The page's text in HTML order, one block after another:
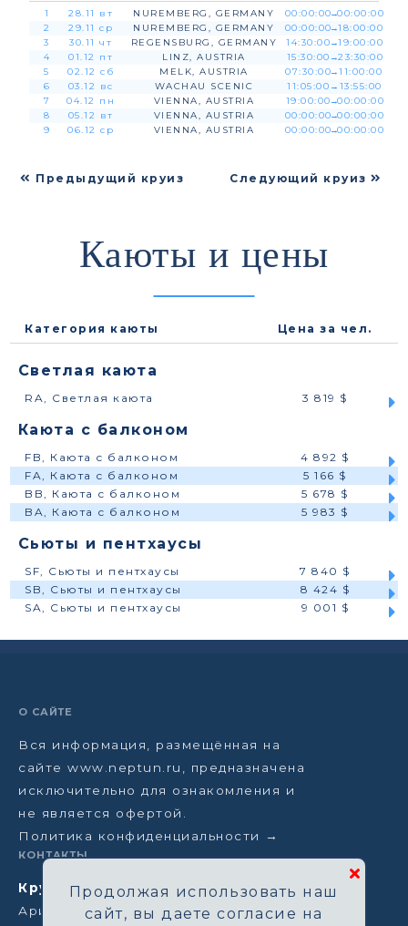
1
28.11 вт NUREMBERG, GERMANY 00:00:00→00:00:00
2
29.11 ср NUREMBERG, GERMANY 00:00:00→18:00:00
3
30.11 чт REGENSBURG, GERMANY 14:30:00→19:00:00
4
01.12 пт LINZ, AUSTRIA 15:30:00 →23:30:00
5
02.12 сб MELK, AUSTRIA 07:30:00→11:00:00
6
03.12 вс WACHAU SCENIC 11:05:00 →13:55:00
7
04.12 пн VIENNA, AUSTRIA 19:00:00→00:00:00
8
05.12 вт VIENNA, AUSTRIA 00:00:00→00:00:00
9
06.12 ср VIENNA, AUSTRIA 00:00:00→00:00:00
Предыдущий круиз Следующий круиз
Каюты и цены
Категория каюты Цена за чел.
Светлая каюта
RA, Светлая каюта 3 819 $
Каюта с балконом
FB, Каюта с балконом
4 892 $
FA, Каюта с балконом
5 166 $
BB, Каюта с балконом
5 678 $
BA, Каюта с балконом
5 983 $
Сьюты и пентхаусы
SF, Сьюты и пентхаусы
7 840 $
SB, Сьюты и пентхаусы
8 424 $
SA, Сьюты и пентхаусы
9 001 $
О САЙТЕ
Вся информация, размещённая на
сайте www.neptun.ru, предназначена
исключительно для ознакомления и
не является офертой.
Политика конфиденциальности →
КОНТАКТЫ
Круизная компания Нептун
Аристарховский пер, 3/1, Москва
Продолжая использовать наш
сайт, вы даете согласие на